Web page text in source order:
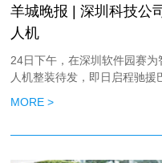
羊城晚报 | 深圳科技公
人机
24日下午，在深圳软件园赛
人机整装待发，即日启程驰援
MORE >